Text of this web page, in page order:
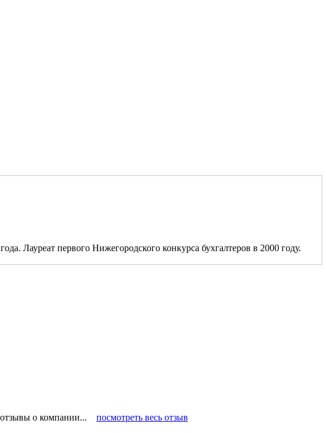
Лауреат первого Нижегородского конкурса бухгалтеров в 2000 году.
отзывы о компании... посмотреть весь отзыв